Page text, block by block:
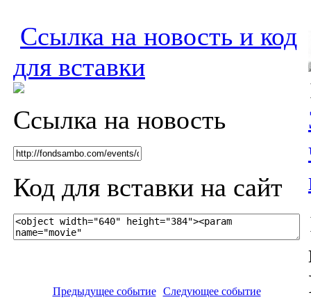
Ссылка на новость и код
для вставки
Ссылка на новость
Код для вставки на сайт
Предыдущее событие Следующее событие